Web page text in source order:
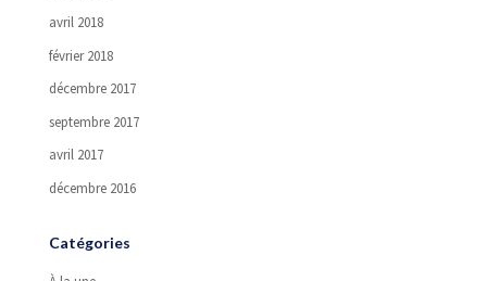
avril 2018
février 2018
décembre 2017
septembre 2017
avril 2017
décembre 2016
Catégories